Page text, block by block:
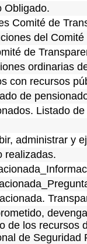
Obligado.
Comité de
del
de
ordinarias
con recursos
de
Listado
administrar y
realizadas.
de los
de Seguridad